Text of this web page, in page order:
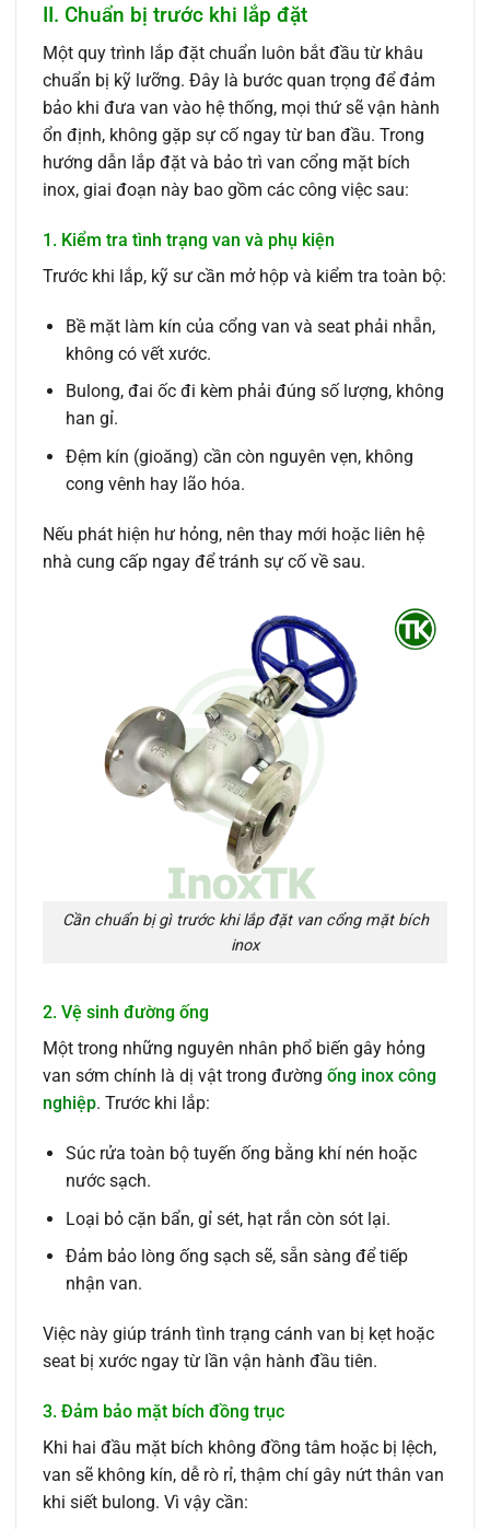
II. Chuẩn bị trước khi lắp đặt
Một quy trình lắp đặt chuẩn luôn bắt đầu từ khâu
chuẩn bị kỹ lưỡng. Đây là bước quan trọng để đảm
bảo khi đưa van vào hệ thống, mọi thứ sẽ vận hành
ổn định, không gặp sự cố ngay từ ban đầu. Trong
hướng dẫn lắp đặt và bảo trì van cổng mặt bích
inox, giai đoạn này bao gồm các công việc sau:
1. Kiểm tra tình trạng van và phụ kiện
Trước khi lắp, kỹ sư cần mở hộp và kiểm tra toàn bộ:
Bề mặt làm kín của cổng van và seat phải nhẵn,
không có vết xước.
Bulong, đai ốc đi kèm phải đúng số lượng, không
han gỉ.
Đệm kín (gioăng) cần còn nguyên vẹn, không
cong vênh hay lão hóa.
Nếu phát hiện hư hỏng, nên thay mới hoặc liên hệ
nhà cung cấp ngay để tránh sự cố về sau.
Cần chuẩn bị gì trước khi lắp đặt van cổng mặt bích
inox
2. Vệ sinh đường ống
Một trong những nguyên nhân phổ biến gây hỏng
van sớm chính là dị vật trong đường ống inox công
nghiệp. Trước khi lắp:
Súc rửa toàn bộ tuyến ống bằng khí nén hoặc
nước sạch.
Loại bỏ cặn bẩn, gỉ sét, hạt rắn còn sót lại.
Đảm bảo lòng ống sạch sẽ, sẵn sàng để tiếp
nhận van.
Việc này giúp tránh tình trạng cánh van bị kẹt hoặc
seat bị xước ngay từ lần vận hành đầu tiên.
3. Đảm bảo mặt bích đồng trục
Khi hai đầu mặt bích không đồng tâm hoặc bị lệch,
van sẽ không kín, dễ rò rỉ, thậm chí gây nứt thân van
khi siết bulong. Vì vậy cần: